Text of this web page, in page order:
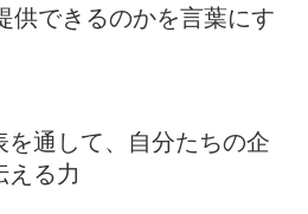
供できるのかを言葉にす
を通して、自分たちの企
える力